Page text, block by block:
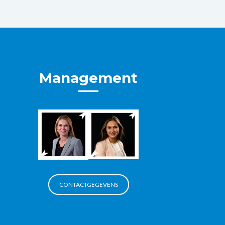
Management
CONTACTGEGEVENS